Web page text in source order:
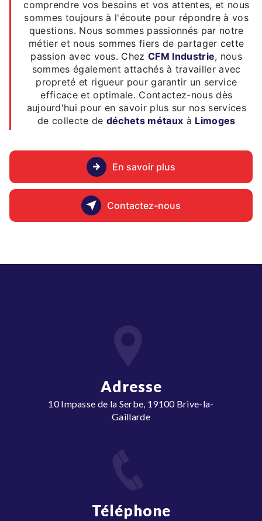
comprendre vos besoins et vos attentes, et nous
sommes toujours à l'écoute pour répondre à vos
questions. Nous sommes passionnés par notre
métier et nous sommes fiers de partager cette
passion avec vous. ChezCFM Industrie, nous
sommes également attachés à travailler avec
propreté et rigueur pour garantir un service
efficace et optimale. Contactez-nous dès
aujourd'hui pour en savoir plus sur nos services
de collecte de déchets métaux à Limoges
En savoir plus
Contactez-nous
Adresse
10 Impasse de la Serbe, 19100 Brive-la-
Gaillarde
Téléphone